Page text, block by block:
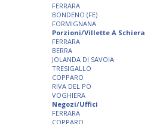
FERRARA
BONDENO (FE)
FORMIGNANA
Porzioni/Villette A Schiera
FERRARA
BERRA
JOLANDA DI SAVOIA
TRESIGALLO
COPPARO
RIVA DEL PO
VOGHIERA
Negozi/Uffici
FERRARA
COPPARO